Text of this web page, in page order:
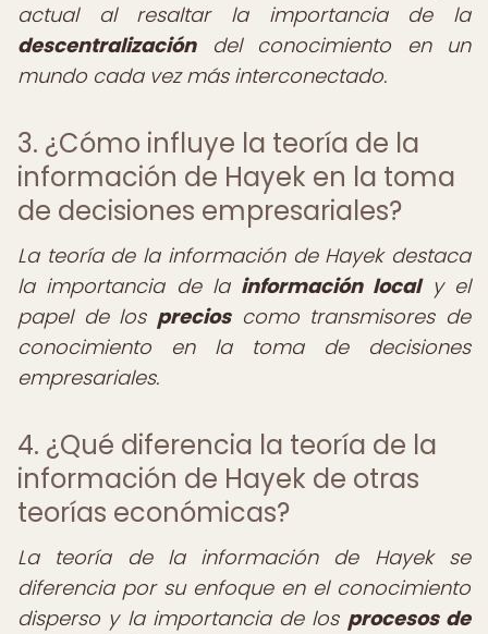
actual al resaltar la importancia de la
descentralizacióndel conocimiento en un
mundo cada vez más interconectado.
3. ¿Cómo influye la teoría de la
información de Hayek en la toma
de decisiones empresariales?
La teoría de la información de Hayek destaca
la importancia de la información localy el
papel de los precioscomo transmisores de
conocimiento en la toma de decisiones
empresariales.
4. ¿Qué diferencia la teoría de la
información de Hayek de otras
teorías económicas?
La teoría de la información de Hayek se
diferencia por su enfoque en el conocimiento
disperso y la importancia de los procesos de